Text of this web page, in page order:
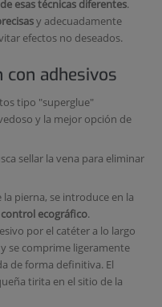
esas técnicas diferentes.
y adecuadamente
efectos no deseados.
con adhesivos
tipo "superglue"
y la mejor opción de
sellar la vena para eliminar
pierna, se introduce en la
ecográfico.
por el catéter a lo largo
se comprime ligeramente
de forma definitiva. El
tirita en el sitio de la